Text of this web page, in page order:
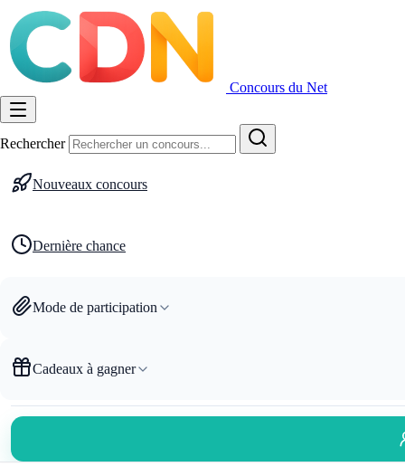
Concours du Net
Rechercher
Nouveaux concours
Dernière chance
Mode de participation
Cadeaux à gagner